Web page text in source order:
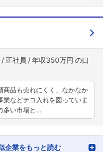
正社員 年収350万円
商品も売れにくく、なかなか
などテコ入れを図っていま
多い市場と…
企業をもっと読む